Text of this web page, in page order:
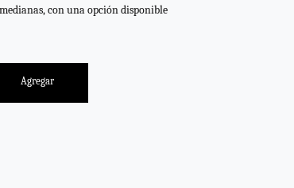
con una opción disponible
Agregar